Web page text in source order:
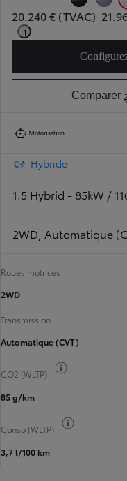
Night Sky Black
20.240 € (TVAC)
1
Comparer
Motorisation
Hybride
1.5 Hybrid - 85kW /
2WD, Automatique
Roues motrices
2WD
Transmission
Automatique (CVT)
CO2 (WLTP)
85 g/km
Conso (WLTP)
3,7 l/100 km